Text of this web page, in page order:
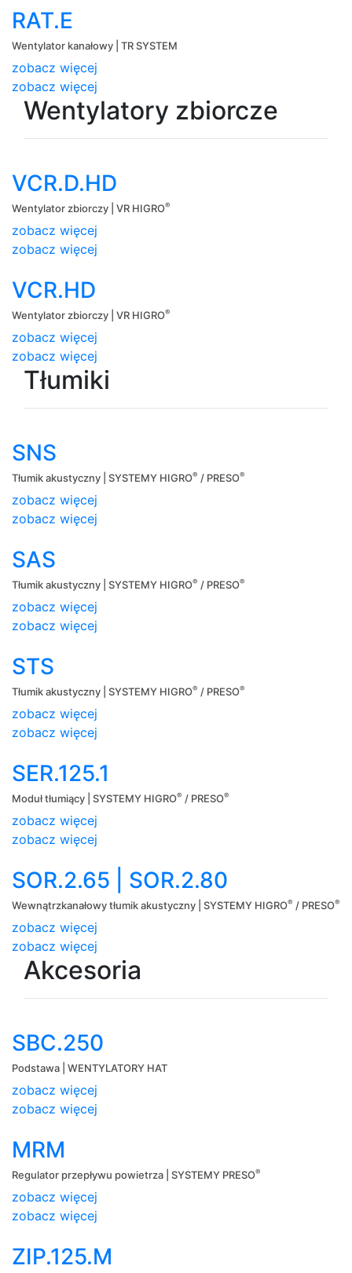
RAT.E
Wentylator kanałowy | TR SYSTEM
zobacz więcej
zobacz więcej
Wentylatory zbiorcze
VCR.D.HD
Wentylator zbiorczy | VR HIGRO®
zobacz więcej
zobacz więcej
VCR.HD
Wentylator zbiorczy | VR HIGRO®
zobacz więcej
zobacz więcej
Tłumiki
SNS
Tłumik akustyczny | SYSTEMY HIGRO® / PRESO®
zobacz więcej
zobacz więcej
SAS
Tłumik akustyczny | SYSTEMY HIGRO® / PRESO®
zobacz więcej
zobacz więcej
STS
Tłumik akustyczny | SYSTEMY HIGRO® / PRESO®
zobacz więcej
zobacz więcej
SER.125.1
Moduł tłumiący | SYSTEMY HIGRO® / PRESO®
zobacz więcej
zobacz więcej
SOR.2.65 | SOR.2.80
Wewnątrzkanałowy tłumik akustyczny | SYSTEMY HIGRO® / PRESO®
zobacz więcej
zobacz więcej
Akcesoria
SBC.250
Podstawa | WENTYLATORY HAT
zobacz więcej
zobacz więcej
MRM
Regulator przepływu powietrza | SYSTEMY PRESO®
zobacz więcej
zobacz więcej
ZIP.125.M